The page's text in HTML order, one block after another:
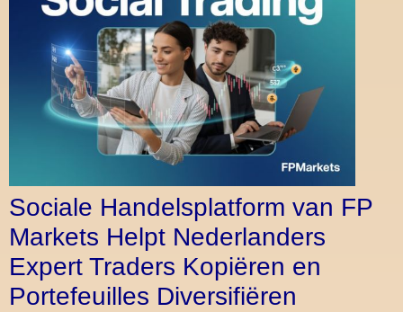
Sociale Handelsplatform van FP
Markets Helpt Nederlanders
Expert Traders Kopiëren en
Portefeuilles Diversifiëren